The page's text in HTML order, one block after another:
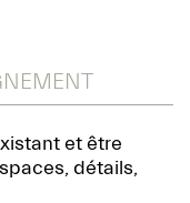
et être
détails,